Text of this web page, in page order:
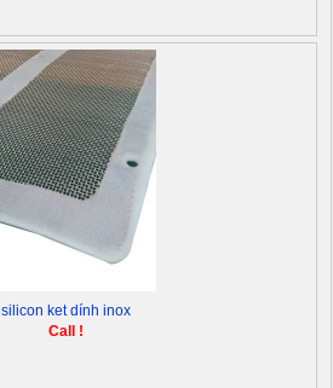
silicon ket dính inox
Call !